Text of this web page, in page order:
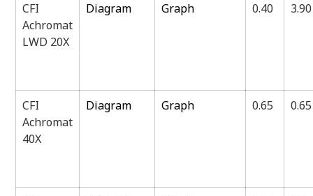
CFI
Achromat
LWD 20X
Diagram Graph 0.40 3.90
CFI
Achromat
40X
Diagram Graph 0.65 0.65